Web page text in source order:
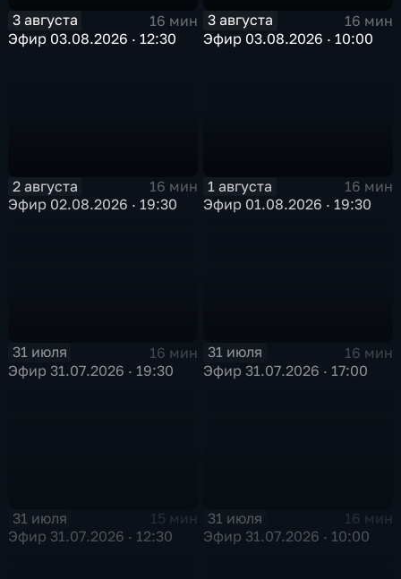
3 августа
16 мин
Эфир 03.08.2026 · 12:30
3 августа
16 мин
Эфир 03.08.2026 · 10:00
2 августа
16 мин
Эфир 02.08.2026 · 19:30
1 августа
16 мин
Эфир 01.08.2026 · 19:30
31 июля
16 мин
Эфир 31.07.2026 · 19:30
31 июля
16 мин
Эфир 31.07.2026 · 17:00
31 июля
15 мин
Эфир 31.07.2026 · 12:30
31 июля
16 мин
Эфир 31.07.2026 · 10:00